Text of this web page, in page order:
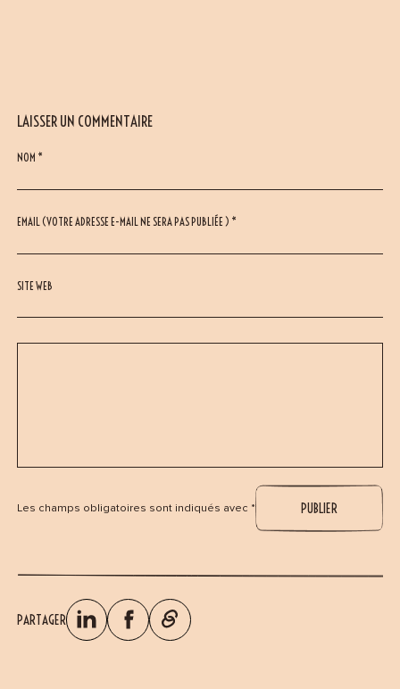
LAISSER UN COMMENTAIRE
NOM *
EMAIL (VOTRE ADRESSE E-MAIL NE SERA PAS PUBLIÉE ) *
SITE WEB
Les champs obligatoires sont indiqués avec *
PARTAGER